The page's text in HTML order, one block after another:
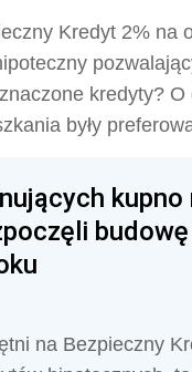
Kredyt 2% na
kredyty?
były
na Bezpieczny